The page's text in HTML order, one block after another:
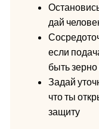
дай
если
быть
Задай
что ты
защиту